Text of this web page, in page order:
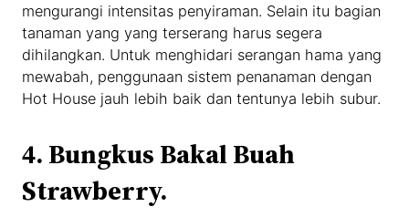
mengurangi intensitas penyiraman. Selain itu bagian
tanaman yang yang terserang harus segera
dihilangkan. Untuk menghidari serangan hama yang
mewabah, penggunaan sistem penanaman dengan
Hot House jauh lebih baik dan tentunya lebih subur.
4. Bungkus Bakal Buah
Strawberry.